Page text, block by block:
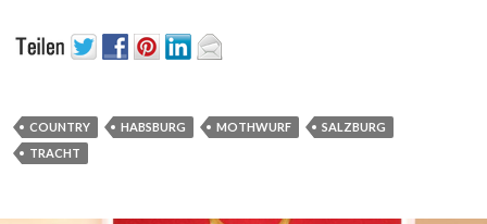
COUNTRY HABSBURG MOTHWURF
SALZBURG
TRACHT